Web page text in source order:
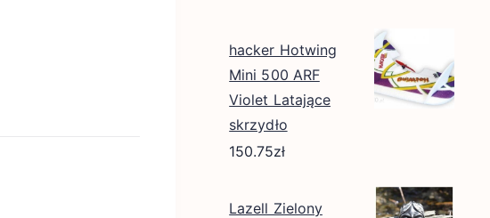
hacker Hotwing
Mini 500 ARF
Violet Latające
skrzydło
150.75zł
Lazell Zielony